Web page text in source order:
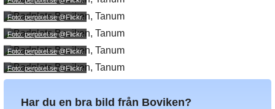
Foto: perpixel.se@Flickr.
Foto: perpixel.se@Flickr.
Foto: perpixel.se@Flickr.
Foto: perpixel.se@Flickr.
Har du en bra bild från Boviken?